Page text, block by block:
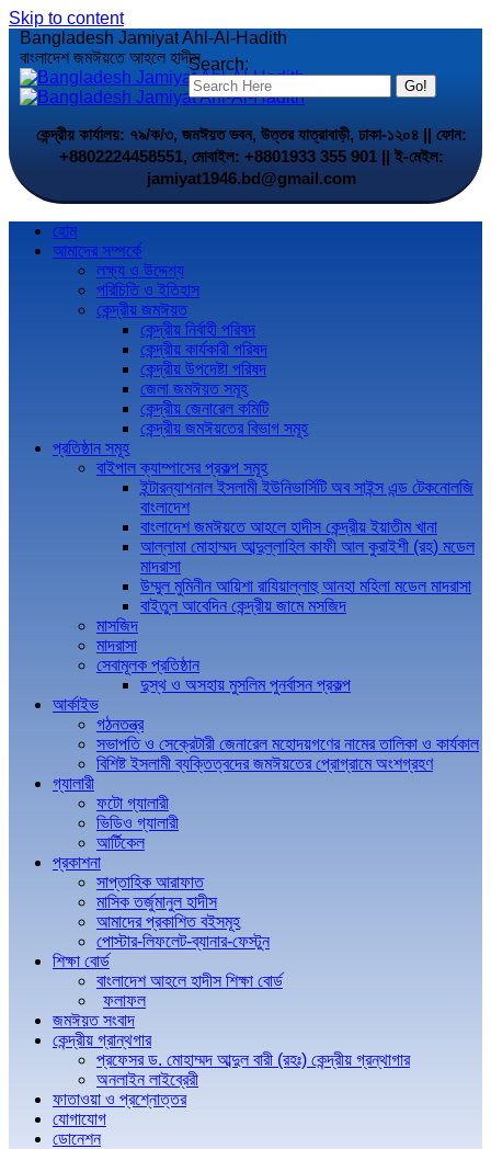
Skip to content
Search:
Bangladesh Jamiyat Ahl-Al-Hadith
বাংলাদেশ জমঈয়তে আহলে হাদীস
কেন্দ্রীয় কার্যালয়: ৭৯/ক/৩, জমঈয়ত ভবন, উত্তর যাত্রাবাড়ী, ঢাকা-১২০৪ || ফোন:
+8802224458551, মোবাইল: +8801933 355 901 || ই-মেইল:
jamiyat1946.bd@gmail.com
হোম
আমাদের সম্পর্কে
লক্ষ্য ও উদ্দেশ্য
পরিচিতি ও ইতিহাস
কেন্দ্রীয় জমঈয়ত
কেন্দ্রীয় নির্বাহী পরিষদ
কেন্দ্রীয় কার্যকারী পরিষদ
কেন্দ্রীয় উপদেষ্টা পরিষদ
জেলা জমঈয়ত সমূহ
কেন্দ্রীয় জেনারেল কমিটি
কেন্দ্রীয় জমঈয়তের বিভাগ সমূহ
প্রতিষ্ঠান সমূহ
বাইপাল ক্যাম্পাসের প্রকল্প সমূহ
ইন্টারন্যাশনাল ইসলামী ইউনিভার্সিটি অব সাইন্স এন্ড টেকনোলজি
বাংলাদেশ
বাংলাদেশ জমঈয়তে আহলে হাদীস কেন্দ্রীয় ইয়াতীম খানা
আল্লামা মোহাম্মদ আব্দুল্লাহিল কাফী আল কুরাইশী (রহ) মডেল
মাদরাসা
উম্মুল মুমিনীন আয়িশা রাযিয়াল্লাহু আনহা মহিলা মডেল মাদরাসা
বাইতুল আবেদিন কেন্দ্রীয় জামে মসজিদ
মাসজিদ
মাদরাসা
সেবামূলক প্রতিষ্ঠান
দুস্থ ও অসহায় মুসলিম পুনর্বাসন প্রকল্প
আর্কাইভ
গঠনতন্ত্র
সভাপতি ও সেক্রেটারী জেনারেল মহোদয়গণের নামের তালিকা ও কার্যকাল
বিশিষ্ট ইসলামী ব্যক্তিত্বদের জমঈয়তের প্রোগ্রামে অংশগ্রহণ
গ্যালারী
ফটো গ্যালারী
ভিডিও গ্যালারী
আর্টিকেল
প্রকাশনা
সাপ্তাহিক আরাফাত
মাসিক তর্জুমানুল হাদীস
আমাদের প্রকাশিত বইসমূহ
পোস্টার-লিফলেট-ব্যানার-ফেস্টুন
শিক্ষা বোর্ড
বাংলাদেশ আহলে হাদীস শিক্ষা বোর্ড
ফলাফল
জমঈয়ত সংবাদ
কেন্দ্রীয় গ্রান্থগার
প্রফেসর ড. মোহাম্মদ আব্দুল বারী (রহঃ) কেন্দ্রীয় গ্রন্থাগার
অনলাইন লাইব্রেরী
ফাতাওয়া ও প্রশ্নোত্তর
যোগাযোগ
ডোনেশন